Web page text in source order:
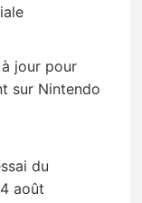
à jour pour
sur Nintendo
du
août